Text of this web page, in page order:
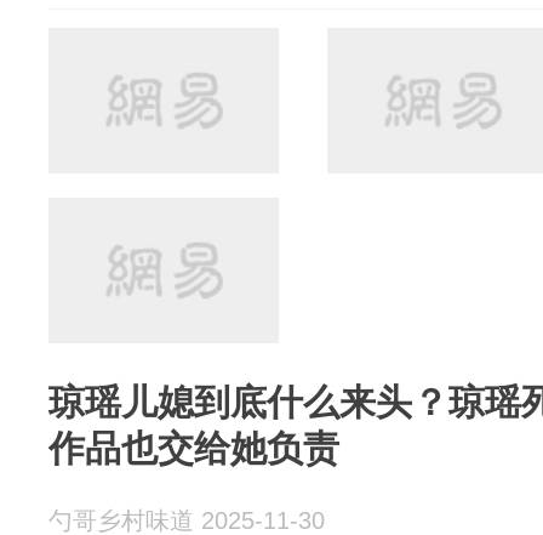
琼瑶儿媳到底什么来头？琼瑶
作品也交给她负责
勺哥乡村味道 2025-11-30